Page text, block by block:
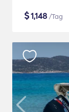
$1,148 /Tag